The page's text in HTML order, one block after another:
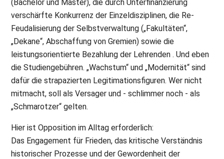
(Bachelor und Master), die durch Unterfinanzierung
verschärfte Konkurrenz der Einzeldisziplinen, die Re-
Feudalisierung der Selbstverwaltung („Fakultäten“,
„Dekane“, Abschaffung von Gremien) sowie die
leistungsorientierte Bezahlung der Lehrenden . Und eben
die Studiengebühren. „Wachstum“ und „Modernität“ sind
dafür die strapazierten Legitimationsfiguren. Wer nicht
mitmacht, soll als Versager und - schlimmer noch - als
„Schmarotzer“ gelten.
Hier ist Opposition im Alltag erforderlich:
Das Engagement für Frieden, das kritische Verständnis
historischer Prozesse und der Gewordenheit der